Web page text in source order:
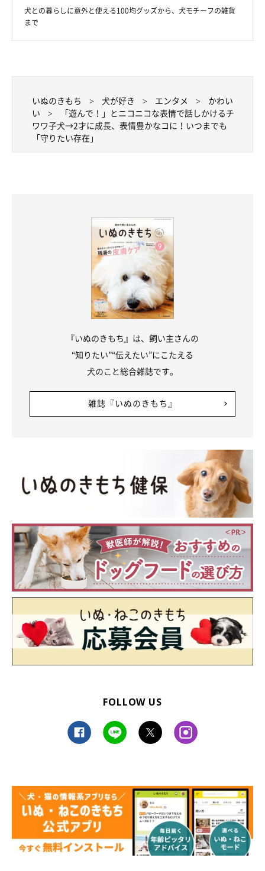
飼い主さんは、朝目が覚めた時に隣で”ヘソ天”しているコタくん
を見ると、特に幸せを感じるのだそうです。
唯一無二の存在だと思っています。コタとメルティには、いつ
までも笑顔で、健康に長生きしてほしいですし、少しでも楽しい
と思ってもらえたら飼い主としては最高です。
毎日、写真と心のシャッターで記録に残していきたいと思ってい
写真提供・取材協力／@melty_and_kotaさん／X（旧Twitter）
※この記事は投稿者さまに取材し、了承の上制作したものです。
2026年5月時点の情報であり、現在と異なる場合があります。
犬との暮らしに意外と使える100均グッズから、犬モチーフの雑貨
まで
いぬのきもち 犬が好き エンタメ
かわい
い
「遊んで！」とニコニコな表情で話しかけるチ
ワワ子犬→2才に成長、表情豊かなコに！いつまでも
「守りたい存在」
『いぬのきもち』は、飼い主さんの
“知りたい”“伝えたい”にこたえる
犬のこと総合雑誌です。
雑誌『いぬのきもち』
FOLLOW US